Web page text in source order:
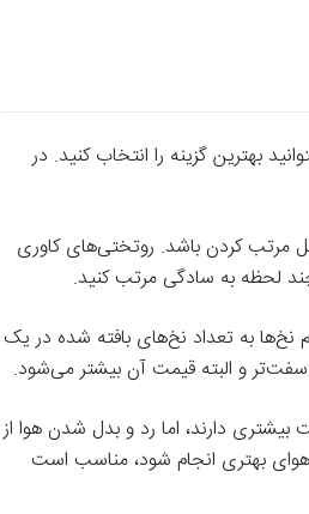
بهترین گزینه را انتخاب کنید. در
مرتب کردن باشد. روتختی‌های کاوری
لحظه به سادگی مرتب کنید.
به تعداد نخ‌های بافته شده در یک
سفت‌تر و البته قیمت آن بیشتر می‌شود.
بیشتری دارند، اما رد و بدل شدن هوا از
بهتری انجام شود، مناسب است